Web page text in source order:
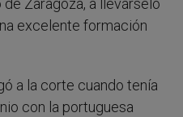
Zaragoza, a llevárselo
excelente formación
a la corte cuando tenía
con la portuguesa